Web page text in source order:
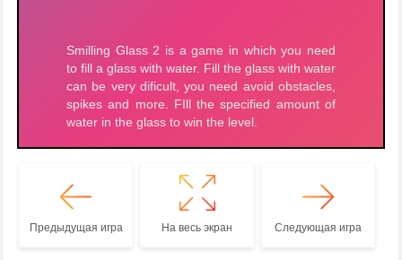
Предыдущая игра На весь экран Следующая игра